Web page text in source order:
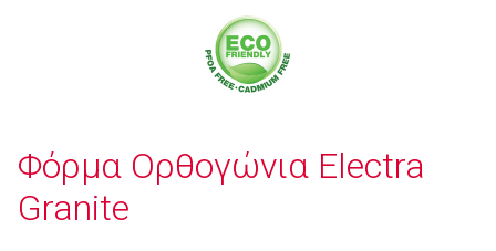
Φόρμα Ορθογώνια Electra
Granite